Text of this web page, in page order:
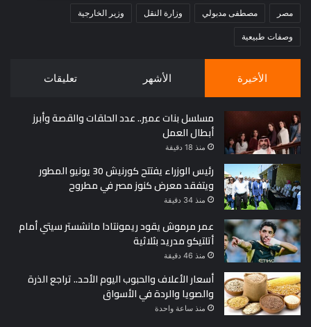
مصر مصطفى مدبولي وزارة النقل وزير الخارجية
وصفات طبيعية
الأخيرة الأشهر تعليقات
مسلسل بنات عمير.. عدد الحلقات والقصة وأبرز
أبطال العمل
منذ 18 دقيقة
رئيس الوزراء يفتتح كورنيش 30 يونيو المطور
ويتفقد معرض كنوز مصر في مطروح
منذ 34 دقيقة
عمر مرموش يقود ريمونتادا مانشستر سيتي أمام
أتلتيكو مدريد بثلاثية
منذ 46 دقيقة
أسعار الأعلاف والحبوب اليوم الأحد.. تراجع الذرة
والصويا والردة في الأسواق
منذ ساعة واحدة